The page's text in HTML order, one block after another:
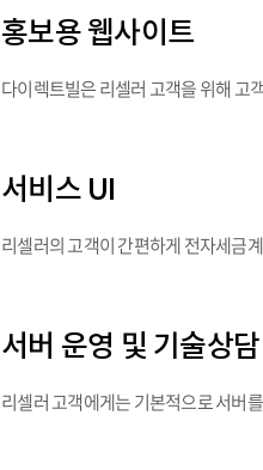
홍보용 웹사이트
다이렉트빌은 리셀러 고객을 위해 고
서비스 UI
리셀러의 고객이 간편하게 전자세금
서버 운영 및 기술상담
리셀러 고객에게는 기본적으로 서버